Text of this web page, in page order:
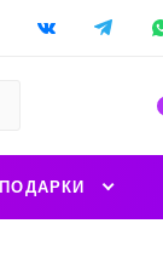
ПОДАРКИ